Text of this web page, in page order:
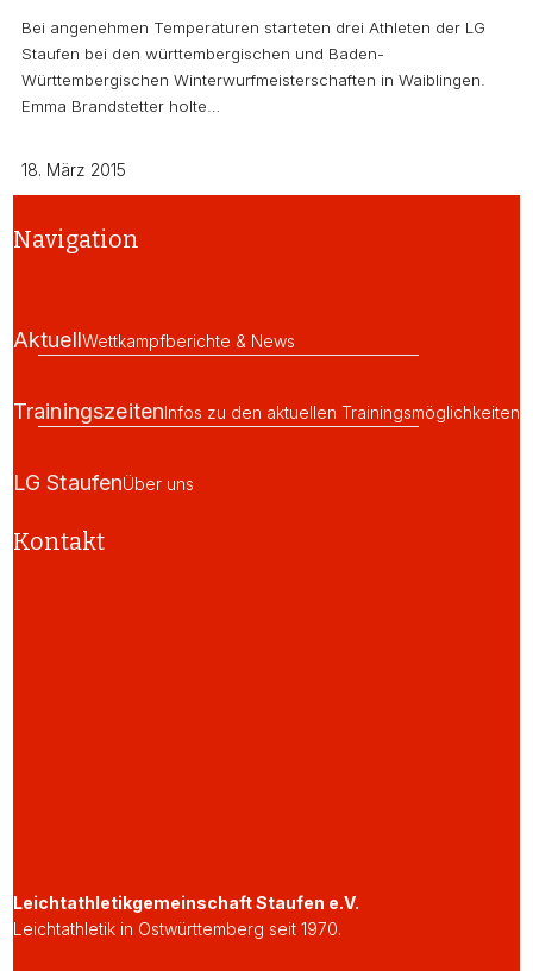
Bei angenehmen Temperaturen starteten drei Athleten der LG
Staufen bei den württembergischen und Baden-
Württembergischen Winterwurfmeisterschaften in Waiblingen.
Emma Brandstetter holte…
18. März 2015
Navigation
AktuellWettkampfberichte & News
TrainingszeitenInfos zu den aktuellen Trainingsmöglichkeiten
LG StaufenÜber uns
Kontakt
Leichtathletikgemeinschaft Staufen e.V.
Leichtathletik in Ostwürttemberg seit 1970.